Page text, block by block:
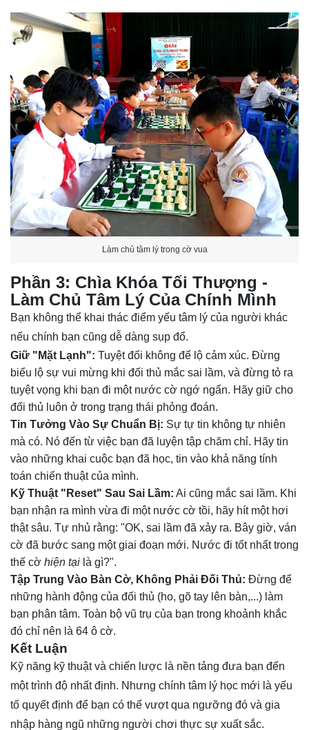
Làm chủ tâm lý trong cờ vua
Phần 3: Chìa Khóa Tối Thượng -
Làm Chủ Tâm Lý Của Chính Mình
Bạn không thể khai thác điểm yếu tâm lý của người khác
nếu chính bạn cũng dễ dàng sụp đổ.
Giữ "Mặt Lạnh": Tuyệt đối không để lộ cảm xúc. Đừng
biểu lộ sự vui mừng khi đối thủ mắc sai lầm, và đừng tỏ ra
tuyệt vọng khi bạn đi một nước cờ ngớ ngẩn. Hãy giữ cho
đối thủ luôn ở trong trạng thái phỏng đoán.
Tin Tưởng Vào Sự Chuẩn Bị: Sự tự tin không tự nhiên
mà có. Nó đến từ việc bạn đã luyện tập chăm chỉ. Hãy tin
vào những khai cuộc bạn đã học, tin vào khả năng tính
toán chiến thuật của mình.
Kỹ Thuật "Reset" Sau Sai Lầm: Ai cũng mắc sai lầm. Khi
bạn nhận ra mình vừa đi một nước cờ tồi, hãy hít một hơi
thật sâu. Tự nhủ rằng: "OK, sai lầm đã xảy ra. Bây giờ, ván
cờ đã bước sang một giai đoạn mới. Nước đi tốt nhất trong
thế cờ hiện tại là gì?".
Tập Trung Vào Bàn Cờ, Không Phải Đối Thủ: Đừng để
những hành động của đối thủ (ho, gõ tay lên bàn,...) làm
bạn phân tâm. Toàn bộ vũ trụ của bạn trong khoảnh khắc
đó chỉ nên là 64 ô cờ.
Kết Luận
Kỹ năng kỹ thuật và chiến lược là nền tảng đưa bạn đến
một trình độ nhất định. Nhưng chính tâm lý học mới là yếu
tố quyết định để bạn có thể vượt qua ngưỡng đó và gia
nhập hàng ngũ những người chơi thực sự xuất sắc.